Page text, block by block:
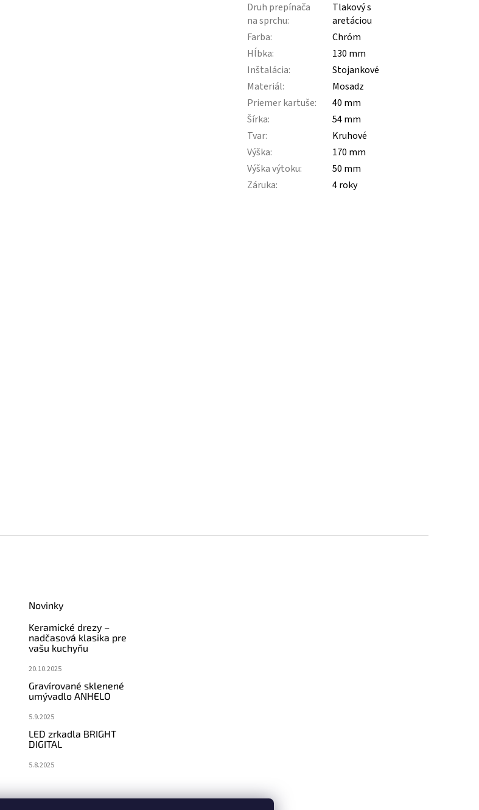
Druh prepínača
na sprchu:
Tlakový s
aretáciou
Farba:
Chróm
Hĺbka:
130 mm
Inštalácia:
Stojankové
Materiál:
Mosadz
Priemer kartuše:
40 mm
Šírka:
54 mm
Tvar:
Kruhové
Výška:
170 mm
Výška výtoku:
50 mm
Záruka: 4 roky
Novinky
Keramické drezy –
nadčasová klasika pre
vašu kuchyňu
20.10.2025
Gravírované sklenené
umývadlo ANHELO
5.9.2025
LED zrkadla BRIGHT
DIGITAL
5.8.2025